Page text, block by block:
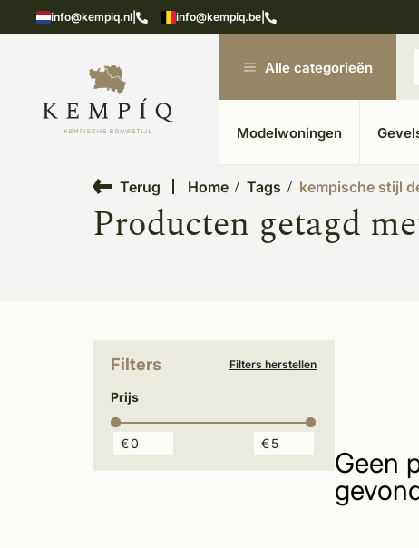
info@kempiq.nl info@kempiq.be
in Kesteren Unieke materialen in kempische
Alle categorieën
Modelwoningen
Terug Home Tags kempische stijl
Producten getagd
Filters Filters herstellen
Prijs
€ €
Geen